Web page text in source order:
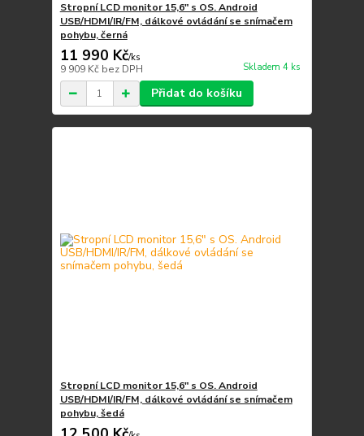
Stropní LCD monitor 15,6" s OS. Android
USB/HDMI/IR/FM, dálkové ovládání se snímačem
pohybu, černá
11 990 Kč/ks
9 909 Kč bez DPH Skladem 4 ks
Přidat do košíku
Stropní LCD monitor 15,6" s OS. Android
USB/HDMI/IR/FM, dálkové ovládání se snímačem
pohybu, šedá